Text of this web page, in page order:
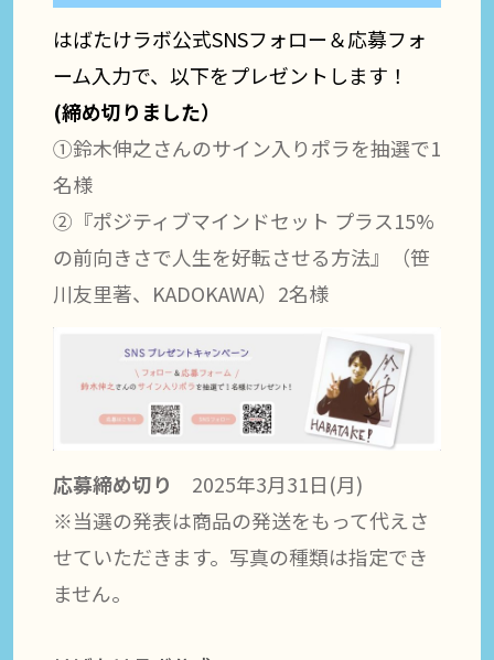
はばたけラボ公式SNSフォロー＆応募フォ
ーム入力で、以下をプレゼントします！
(締め切りました）
①鈴木伸之さんのサイン入りポラを抽選で1
名様
②『ポジティブマインドセット プラス15%
の前向きさで人生を好転させる方法』（笹
川友里著、KADOKAWA）2名様
応募締め切り
2025年3月31日(月)
※当選の発表は商品の発送をもって代えさ
せていただきます。写真の種類は指定でき
ません。